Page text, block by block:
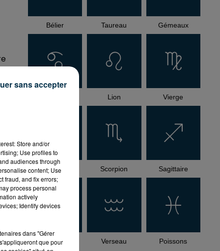
Bélier Taureau Gémeaux
Lion Vierge
Balance Scorpion Sagittaire
Capricorne Verseau Poissons
Store and/or
Use profiles to
audiences through
content; Use
fraud, and fix errors;
process personal
actively
Identify devices
dans "Gérer
que pour
sans accepter